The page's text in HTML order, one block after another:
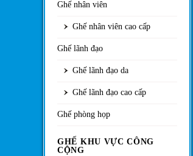
Ghế nhân viên
Ghế nhân viên cao cấp
Ghế lãnh đạo
Ghế lãnh đạo da
Ghế lãnh đạo cao cấp
Ghế phòng họp
GHẾ KHU VỰC CÔNG
CỘNG